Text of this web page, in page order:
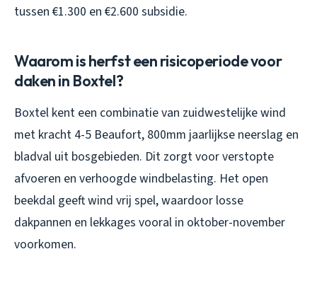
tussen €1.300 en €2.600 subsidie.
Waarom is herfst een risicoperiode voor
daken in Boxtel?
Boxtel kent een combinatie van zuidwestelijke wind
met kracht 4-5 Beaufort, 800mm jaarlijkse neerslag en
bladval uit bosgebieden. Dit zorgt voor verstopte
afvoeren en verhoogde windbelasting. Het open
beekdal geeft wind vrij spel, waardoor losse
dakpannen en lekkages vooral in oktober-november
voorkomen.